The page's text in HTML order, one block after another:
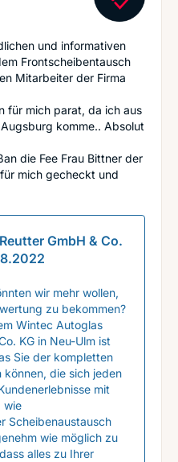
und informativen
Frontscheibentausch
Mitarbeiter der Firma
für mich parat, da ich aus
komme.. Absolut
die Fee Frau Bittner der
mich gecheckt und
GmbH & Co.
wir mehr wollen,
zu bekommen?
Wintec Autoglas
KG in Neu-Ulm ist
Sie der kompletten
die sich jeden
mit
wie
Scheibenaustausch
wie möglich zu
alles zu Ihrer